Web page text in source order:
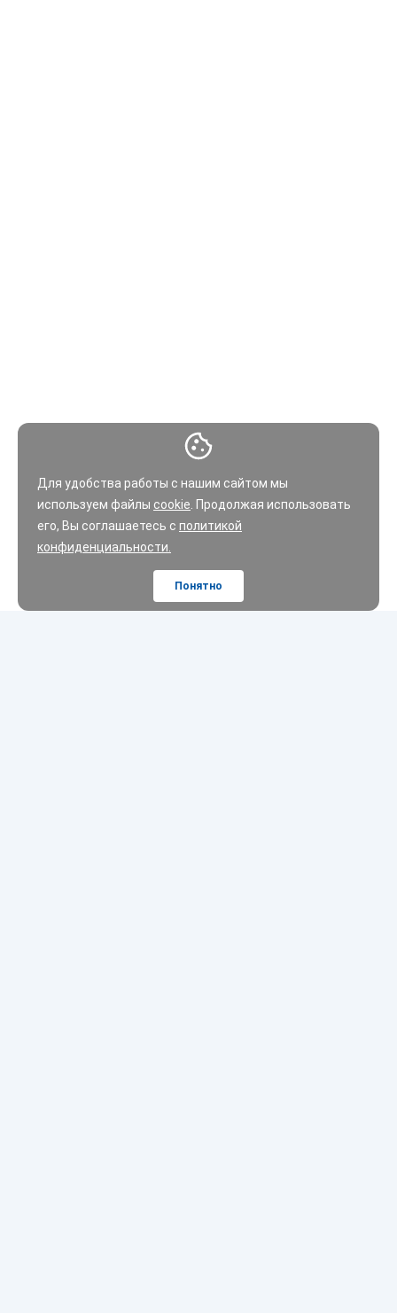
Для удобства работы с нашим сайтом мы
используем файлы cookie . Продолжая использовать
его, Вы соглашаетесь с политикой
конфиденциальности.
Понятно